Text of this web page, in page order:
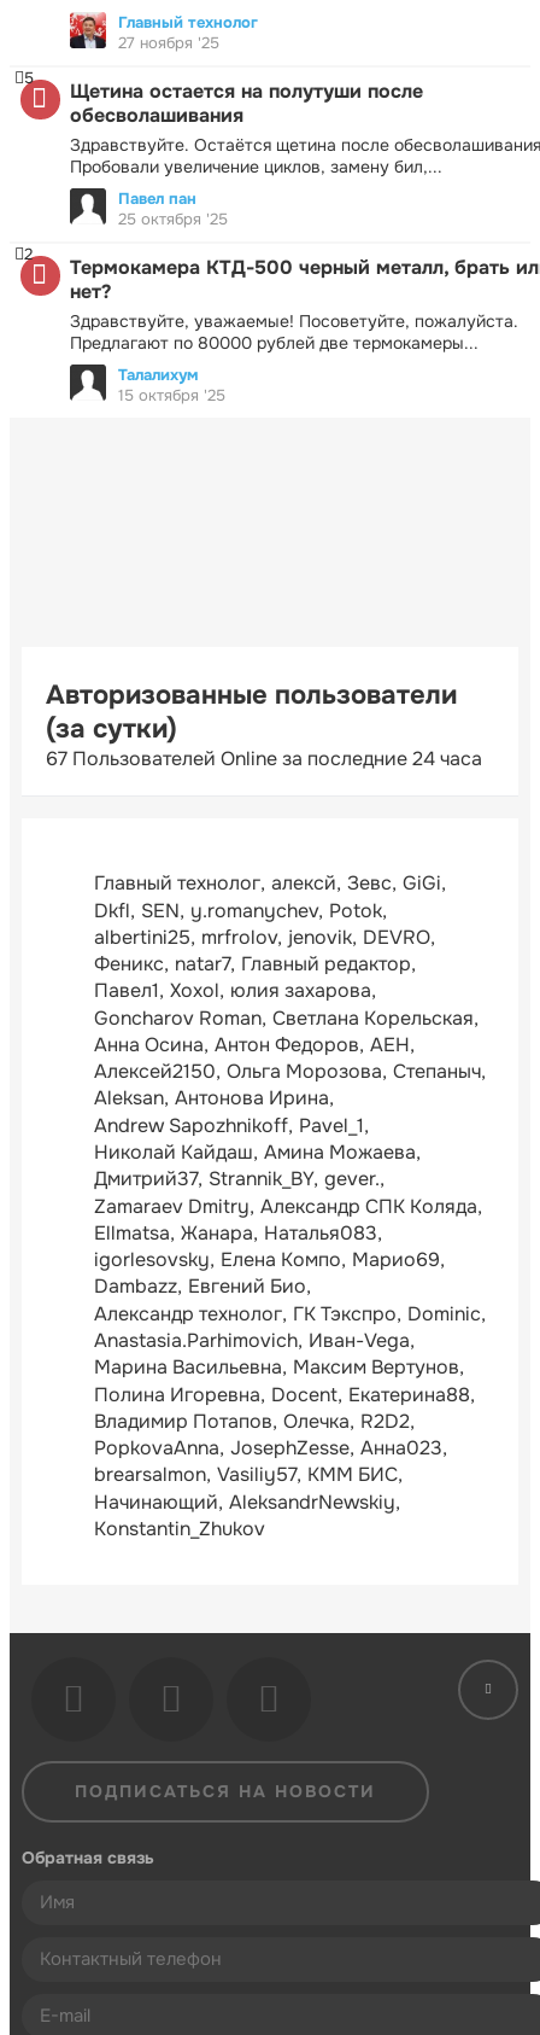
Главный технолог
27 ноября '25
Щетина остается на полутуши после
обесволашивания
Здравствуйте. Остаётся щетина после
Пробовали увеличение циклов, замену бил,...
5
Павел пан
25 октября '25
Термокамера КТД-500 черный металл, брать
нет?
Здравствуйте, уважаемые! Посоветуйте, пожалуйста.
Предлагают по 80000 рублей две термокамеры...
2
Талалихум
15 октября '25
Авторизованные пользователи
(за сутки)
67 Пользователей Online за последние 24 часа
Главный технолог алексй Зевс GiGi
Dkfl SEN y.romanychev Potok
albertini25 mrfrolov jenovik DEVRO
Феникс natar7 Главный редактор
Павел1 Xoxol юлия захарова
Goncharov Roman Светлана Корельская
Анна Осина Антон Федоров АЕН
Алексей2150 Ольга Морозова Степаныч
Aleksan Антонова Ирина
Andrew Sapozhnikoff Pavel_1
Николай Кайдаш Амина Можаева
Дмитрий37 Strannik_BY gever.
Zamaraev Dmitry Александр СПК Коляда
Ellmatsa Жанара Наталья083
igorlesovsky Елена Компо Марио69
Dambazz Евгений Био
Александр технолог ГК Тэкспро Dominic
Anastasia.Parhimovich Иван-Vega
Марина Васильевна Максим Вертунов
Полина Игоревна Docent Екатерина88
Владимир Потапов Олечка R2D2
PopkovaAnna JosephZesse Анна023
brearsalmon Vasiliy57 КММ БИС
Начинающий AleksandrNewskiy
Konstantin_Zhukov
ПОДПИСАТЬСЯ НА НОВОСТИ
Обратная связь